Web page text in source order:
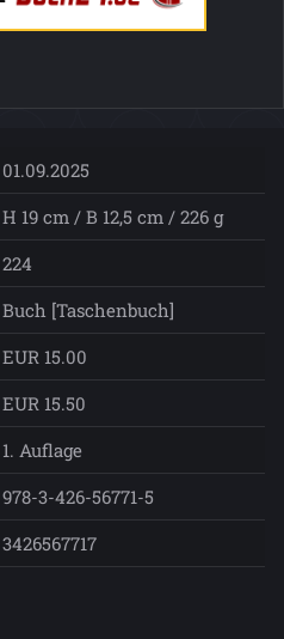
01.09.2025
H 19 cm / B 12,5 cm / 226 g
224
Buch [Taschenbuch]
EUR 15.00
EUR 15.50
1. Auflage
978-3-426-56771-5
3426567717